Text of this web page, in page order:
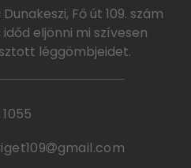
Fő út 109. szám
eljönni mi szívesen
léggömbjeidet.
gmail.com